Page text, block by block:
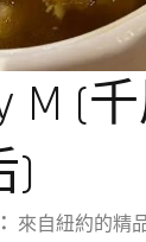
M (
)
來自紐約的精